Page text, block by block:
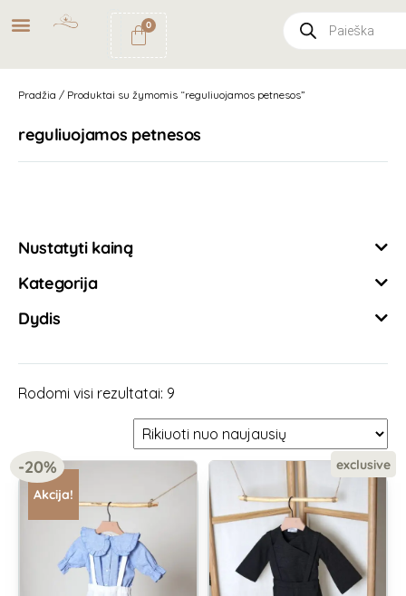
NEMOKAMAS
PRISTATYMAS
PAŠTOMATU
UŽSAKYMAMS NUO
0
Pradžia / Produktai su žymomis “reguliuojamos petnesos”
reguliuojamos petnesos
Nustatyti kainą
Kategorija
Dydis
Rodomi visi rezultatai: 9
Akcija!
-20% exclusive